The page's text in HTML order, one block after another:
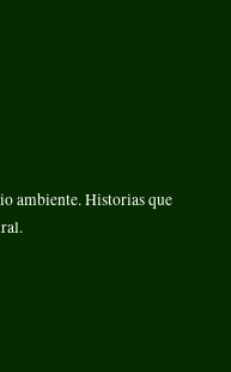
ambiente. Historias que